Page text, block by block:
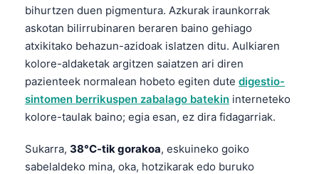
bihurtzen duen pigmentura. Azkurak iraunkorrak
askotan bilirrubinaren beraren baino gehiago
atxikitako behazun-azidoak islatzen ditu. Aulkiaren
kolore-aldaketak argitzen saiatzen ari diren
pazienteek normalean hobeto egiten dute digestio-
sintomen berrikuspen zabalago batekin interneteko
kolore-taulak baino; egia esan, ez dira fidagarriak.
Sukarra, 38°C-tik gorakoa, eskuineko goiko
sabelaldeko mina, oka, hotzikarak edo buruko
Frysk
Ślōnskŏ gŏdka
Norsk bokmål